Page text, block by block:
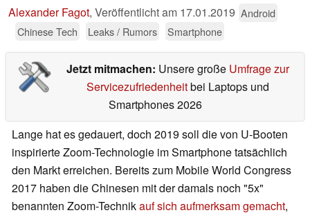
Alexander Fagot, Veröffentlicht am 17.01.2019 Android
Chinese Tech
Leaks / Rumors Smartphone
Jetzt mitmachen: Unsere große Umfrage zur
Servicezufriedenheitbei Laptops und
Smartphones 2026
Lange hat es gedauert, doch 2019 soll die von U-Booten
inspirierte Zoom-Technologie im Smartphone tatsächlich
den Markt erreichen. Bereits zum Mobile World Congress
2017 haben die Chinesen mit der damals noch "5x"
benannten Zoom-Technikauf sich aufmerksam gemacht,